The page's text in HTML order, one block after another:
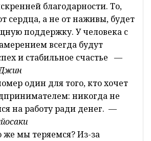
благодарности. То,
сердца, а не от наживы, будет
поддержку. У человека с
всегда будут
и стабильное счастье —
один для того, кто хочет
никогда не
на работу ради денег. —
же мы теряемся? Из-за